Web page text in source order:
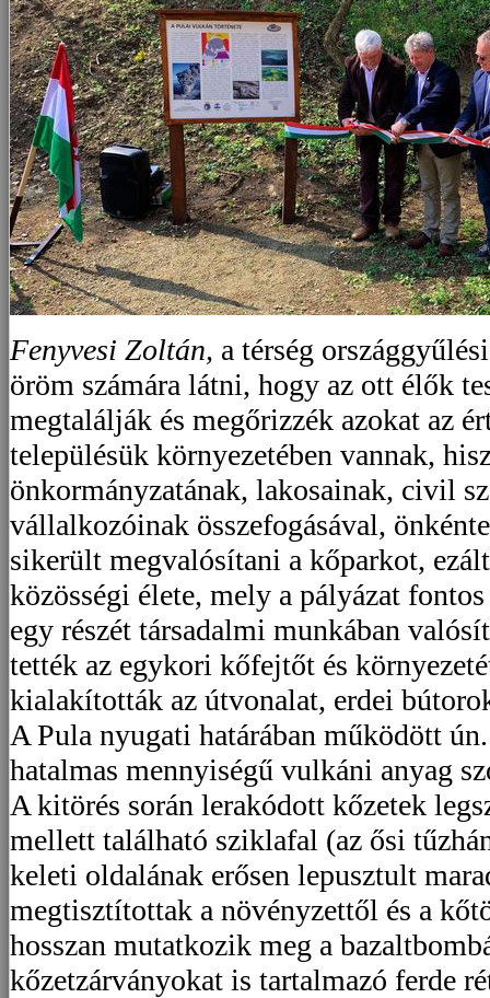
Fenyvesi Zoltán, a térség
öröm számára látni, hogy az ott élők
megtalálják és megőrizzék azokat az
településük környezetében vannak,
önkormányzatának, lakosainak, civil
vállalkozóinak összefogásával,
sikerült megvalósítani a kőparkot,
közösségi élete, mely a pályázat
egy részét társadalmi munkában
tették az egykori kőfejtőt és
kialakították az útvonalat, erdei
A Pula nyugati határában működött
hatalmas mennyiségű vulkáni anyag
A kitörés során lerakódott kőzetek
mellett található sziklafal (az ősi
keleti oldalának erősen lepusztult
megtisztítottak a növényzettől és a
hosszan mutatkozik meg a
kőzetzárványokat is tartalmazó ferde